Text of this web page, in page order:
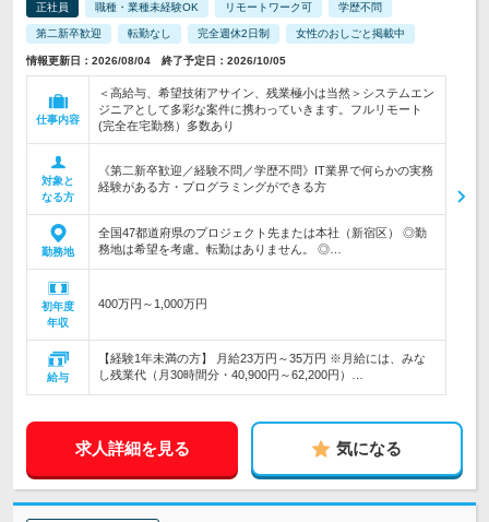
正社員 職種・業種未経験OK リモートワーク可 学歴不問
第二新卒歓迎 転勤なし 完全週休2日制 女性のおしごと掲載中
情報更新日：2026/08/04 終了予定日：2026/10/05
仕事内容
＜高給与、希望技術アサイン、残業極小は当然＞システムエン
ジニアとして多彩な案件に携わっていきます。フルリモート
(完全在宅勤務）多数あり
対象と
なる方
《第二新卒歓迎／経験不問／学歴不問》IT業界で何らかの実務
経験がある方・プログラミングができる方
勤務地
全国47都道府県のプロジェクト先または本社（新宿区） ◎勤
務地は希望を考慮。転勤はありません。 ◎…
初年度
年収
400万円～1,000万円
給与
【経験1年未満の方】 月給23万円～35万円 ※月給には、みな
し残業代（月30時間分・40,900円～62,200円）…
求人詳細を見る 気になる